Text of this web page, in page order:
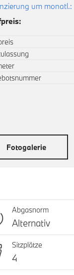
um monatl.:
Fotogalerie
Abgasnorm
Alternativ
Sitzplätze
4